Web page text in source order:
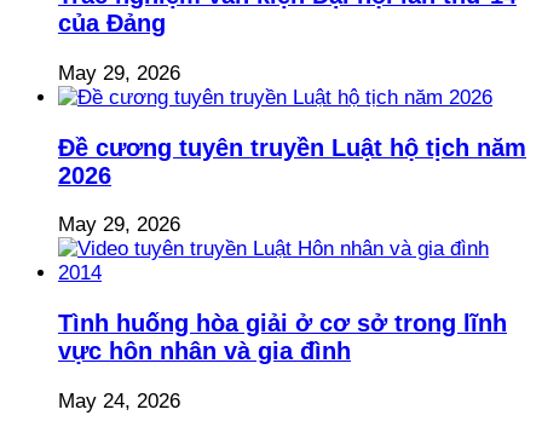
của Đảng
May 29, 2026
Đề cương tuyên truyền Luật hộ tịch năm
2026
May 29, 2026
Tình huống hòa giải ở cơ sở trong lĩnh
vực hôn nhân và gia đình
May 24, 2026